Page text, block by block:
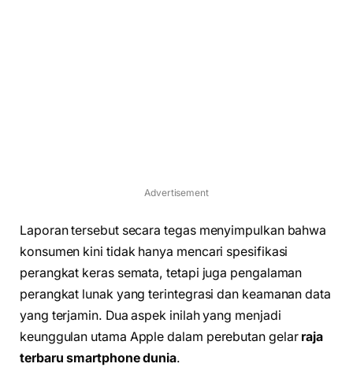
Advertisement
Laporan tersebut secara tegas menyimpulkan bahwa
konsumen kini tidak hanya mencari spesifikasi
perangkat keras semata, tetapi juga pengalaman
perangkat lunak yang terintegrasi dan keamanan data
yang terjamin. Dua aspek inilah yang menjadi
keunggulan utama Apple dalam perebutan gelar raja
terbaru smartphone dunia.